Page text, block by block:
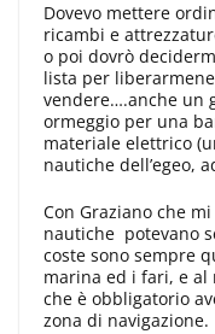
Dovevo mettere
ricambi e
o poi dovrò
lista per
vendere….anche un
ormeggio per una
materiale elettrico
nautiche dell’egeo,
Con Graziano che
nautiche potevano
coste sono sempre
marina ed i fari, e
che è obbligatorio
zona di navigazione.